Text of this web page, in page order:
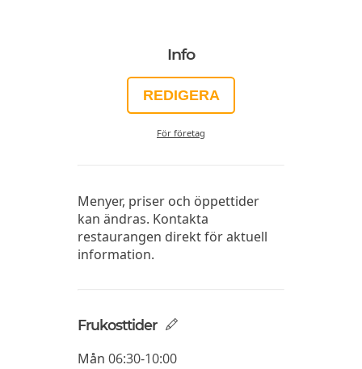
Info
REDIGERA
För företag
Menyer, priser och öppettider
kan ändras. Kontakta
restaurangen direkt för aktuell
information.
Frukosttider
Mån 06:30-10:00